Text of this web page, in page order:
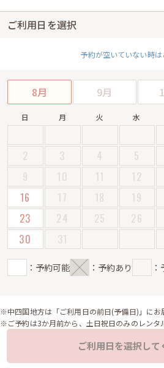
ご利用日を選択
予約が空いていない時は
8月 9月
日 月 火 水
2
3 4 5
9
10 11 12
16
17 18 19
23
24 25 26
30
31
：予約可能 ：予約あり
※中四国地方は「ご利用日の前日(予備日)」にお
※ご予約は3か月前から、土日祝日のみのレンタ
ご利用日を選択して